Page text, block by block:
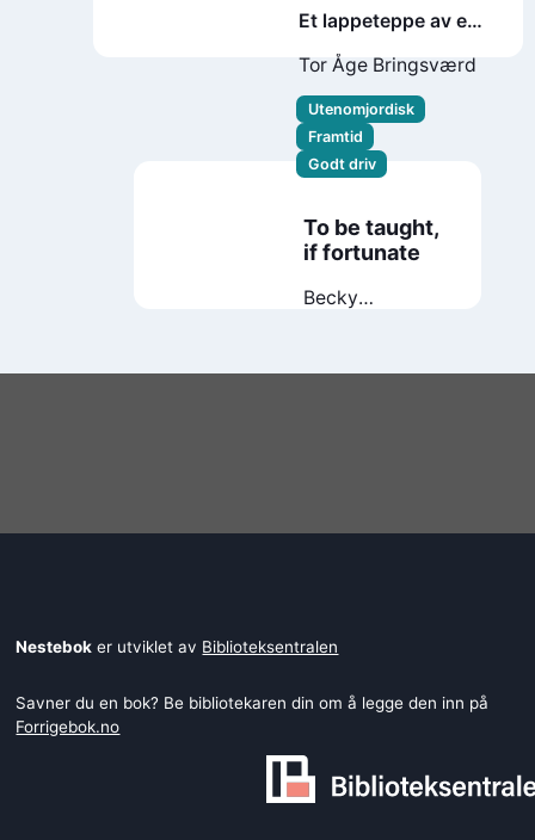
Et lappeteppe av en
annen verden :
roman
Tor Åge Bringsværd
Utenomjordisk
Framtid
Godt driv
To be taught,
if fortunate
Becky
Nestebok er utviklet av Biblioteksentralen
Savner du en bok? Be bibliotekaren din om å legge den inn på
Forrigebok.no